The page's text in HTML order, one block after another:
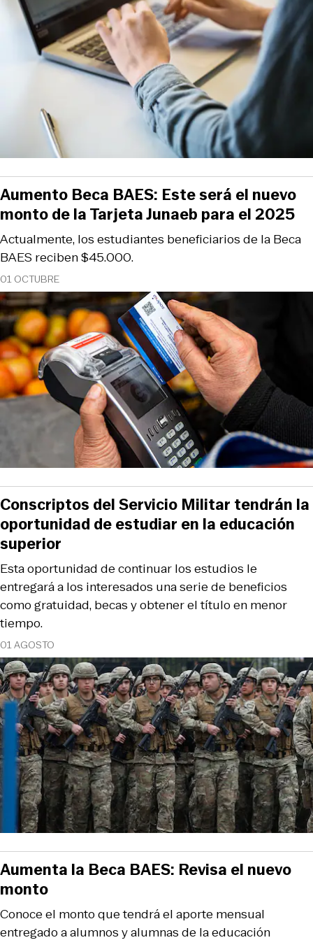
01 OCTUBRE
Actualmente, los estudiantes beneficiarios de la Beca
BAES reciben $45.000.
Aumento Beca BAES: Este será el nuevo
monto de la Tarjeta Junaeb para el 2025
01 AGOSTO
Esta oportunidad de continuar los estudios le
entregará a los interesados una serie de beneficios
como gratuidad, becas y obtener el título en menor
tiempo.
Conscriptos del Servicio Militar tendrán la
oportunidad de estudiar en la educación
superior
Conoce el monto que tendrá el aporte mensual
entregado a alumnos y alumnas de la educación
Aumenta la Beca BAES: Revisa el nuevo
monto